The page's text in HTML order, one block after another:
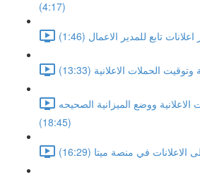
(4:17)
تابع للمدير الاعمال (1:46)
الحملات الاعلانية (13:33)
الاعلانية ووضع الميزانية الصحيحه
(18:45)
في منصة ميتا (16:29)